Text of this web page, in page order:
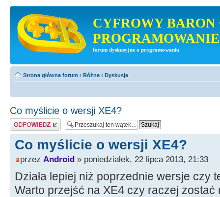
CYFROWY BARON
PROGRAMOWANIE
forum dyskusyjne o programowaniu
Strona główna forum ‹ Różne ‹ Dyskusje
Co myślicie o wersji XE4?
Odpowiedz
Co myślicie o wersji XE4?
przez Android » poniedziałek, 22 lipca 2013, 21:33
Działa lepiej niż poprzednie wersje czy
Warto przejść na XE4 czy raczej